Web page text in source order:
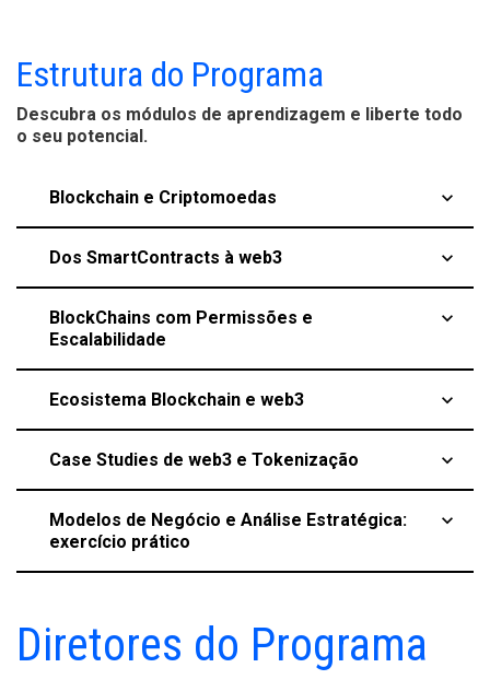
Estrutura do Programa
Descubra os módulos de aprendizagem e liberte todo
o seu potencial.
keyboard_arrow_up
Blockchain e Criptomoedas
keyboard_arrow_up
Dos SmartContracts à web3
keyboard_arrow_up
BlockChains com Permissões e
Escalabilidade
keyboard_arrow_up
Ecosistema Blockchain e web3
keyboard_arrow_up
Case Studies de web3 e Tokenização
keyboard_arrow_up
Modelos de Negócio e Análise Estratégica:
exercício prático
Diretores do Programa